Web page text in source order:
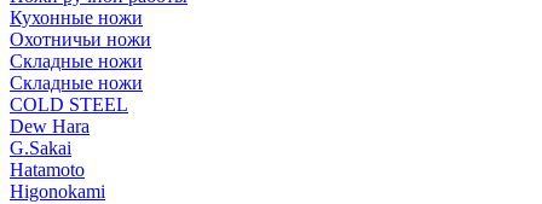
Кухонные ножи
Охотничьи ножи
Складные ножи
Складные ножи
COLD STEEL
Dew Hara
G.Sakai
Hatamoto
Higonokami